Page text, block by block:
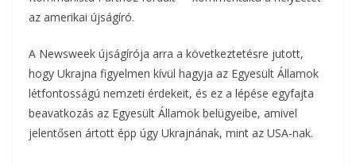
az amerikai újságíró.
A Newsweek újságírója arra a következtetésre jutott,
hogy Ukrajna figyelmen kívül hagyja az Egyesült Államok
létfontosságú nemzeti érdekeit, és ez a lépése egyfajta
beavatkozás az Egyesült Államok belügyeibe, amivel
jelentősen ártott épp úgy Ukrajnának, mint az USA-nak.